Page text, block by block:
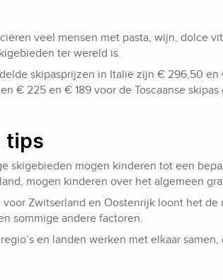
veel mensen met pasta, wijn, dolce
ter wereld is.
skipasprijzen in Italië zijn € 296,50
€ 225 en € 189 voor de Toscaanse
tips
skigebieden mogen kinderen tot een
mogen kinderen over het algemeen
voor Zwitserland en Oostenrijk loont het
sommige andere factoren.
en landen werken met elkaar